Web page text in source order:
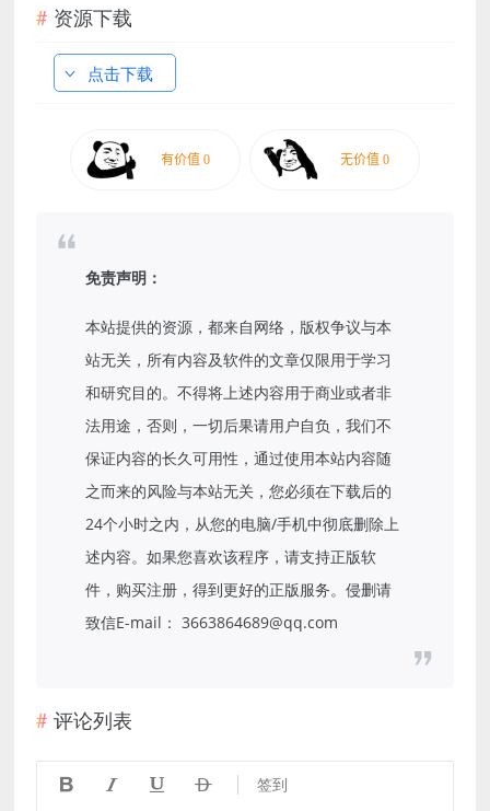
资源下载
点击下载
免责声明：
本站提供的资源，都来自网络，版权争议与本
站无关，所有内容及软件的文章仅限用于学习
和研究目的。不得将上述内容用于商业或者非
法用途，否则，一切后果请用户自负，我们不
保证内容的长久可用性，通过使用本站内容随
之而来的风险与本站无关，您必须在下载后的
24个小时之内，从您的电脑/手机中彻底删除上
述内容。如果您喜欢该程序，请支持正版软
件，购买注册，得到更好的正版服务。侵删请
致信E-mail： 3663864689@qq.com
评论列表
    签到